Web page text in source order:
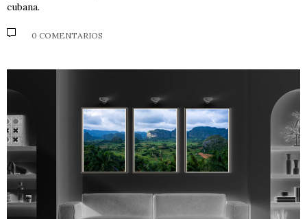
cubana.
0 COMENTARIOS